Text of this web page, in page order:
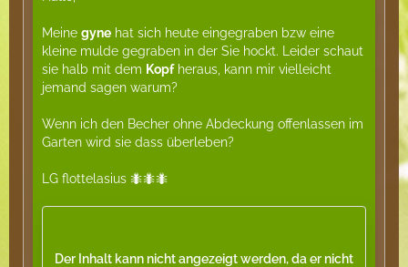
Meine gyne hat sich heute eingegraben bzw eine
kleine mulde gegraben in der Sie hockt. Leider schaut
sie halb mit dem Kopfheraus, kann mir vielleicht
jemand sagen warum?
Wenn ich den Becher ohne Abdeckung offenlassen im
Garten wird sie dass überleben?
LG flottelasius 🐜🐜🐜
Der Inhalt kann nicht angezeigt werden, da er nicht